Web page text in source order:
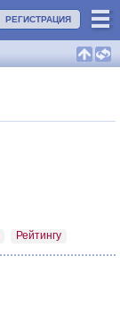
РЕГИСТРАЦИЯ
Рейтингу